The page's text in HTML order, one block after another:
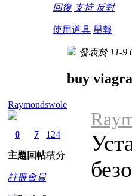
回復 支持 反對
使用道具 舉報
Raymondswole
0
主題
7
回帖
124
積分
註冊會員
發表於 11-9
buy